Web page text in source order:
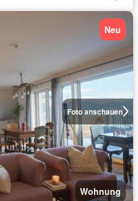
Foto anschauen
Neu
Wohnung